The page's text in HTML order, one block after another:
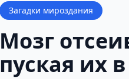
Загадки мироздания
Мозг
пуская их